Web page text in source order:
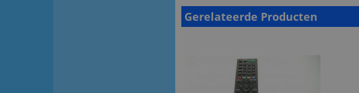
Gerelateerde Producten